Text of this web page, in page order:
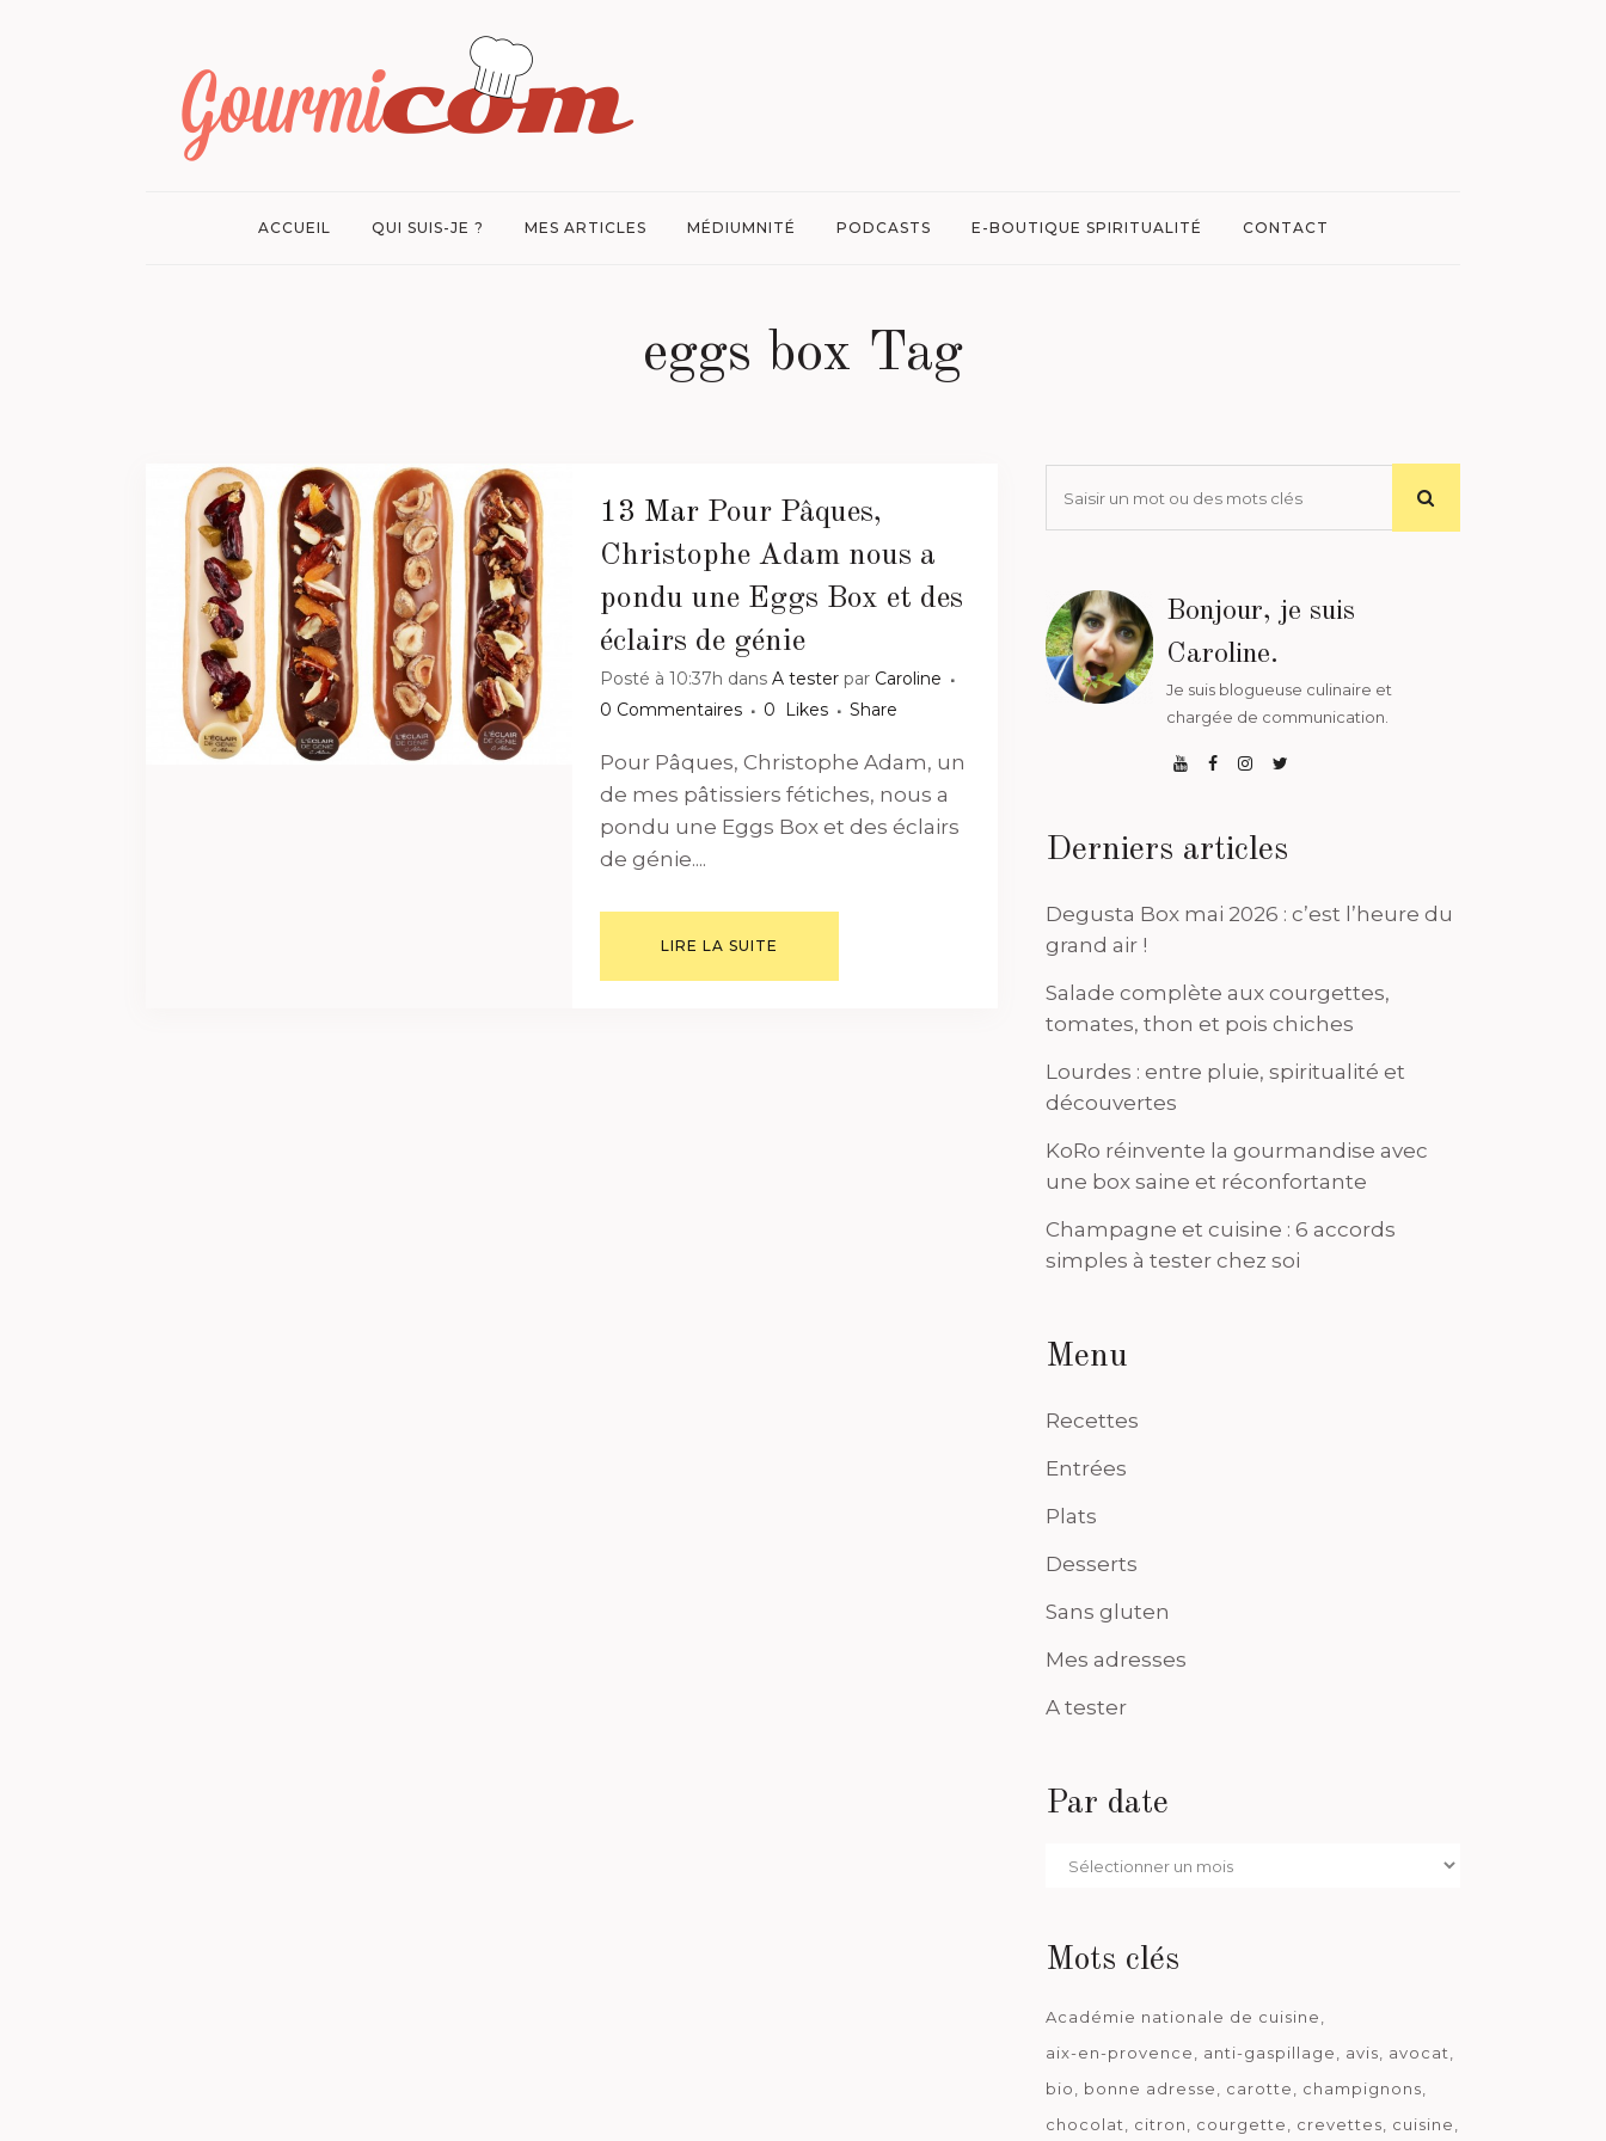
ACCUEIL QUI SUIS-JE ? MES ARTICLES MÉDIUMNITÉ PODCASTS E-BOUTIQUE SPIRITUALITÉ CONTACT
eggs box Tag
13 Mar Pour Pâques,
Christophe Adam nous a
pondu une Eggs Box et des
éclairs de génie
Posté à 10:37h dans A tester par Caroline
0 Commentaires
0 Likes Share
Pour Pâques, Christophe Adam, un
de mes pâtissiers fétiches, nous a
pondu une Eggs Box et des éclairs
de génie....
LIRE LA SUITE
Bonjour, je suis
Caroline.
Je suis blogueuse culinaire et
chargée de communication.
Derniers articles
Degusta Box mai 2026 : c’est l’heure du
grand air !
Salade complète aux courgettes,
tomates, thon et pois chiches
Lourdes : entre pluie, spiritualité et
découvertes
KoRo réinvente la gourmandise avec
une box saine et réconfortante
Champagne et cuisine : 6 accords
simples à tester chez soi
Menu
Recettes
Entrées
Plats
Desserts
Sans gluten
Mes adresses
A tester
Par date
Par
Mots clés
Académie nationale de cuisine
aix-en-provence
anti-gaspillage avis
avocat
bio
bonne adresse carotte
champignons
chocolat
citron courgette crevettes
cuisine